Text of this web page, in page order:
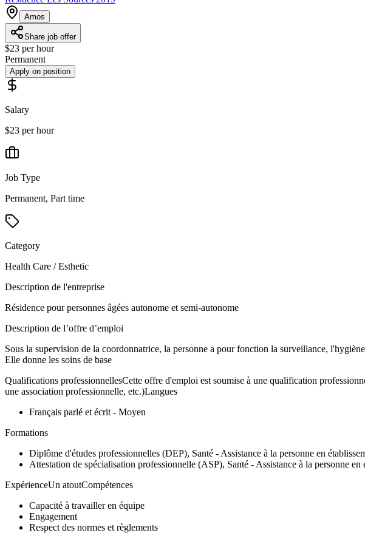
Amos
Share job offer
$23 per hour
Permanent
Apply on position
Salary
$23 per hour
Job Type
Permanent, Part time
Category
Health Care / Esthetic
Description de l'entreprise
Résidence pour personnes âgées autonome et semi-autonome
Description de l’offre d’emploi
Sous la supervision de la coordonnatrice, la personne a pour fonction la surveillance,
Elle donne les soins de base
Qualifications professionnellesCette offre d'emploi est soumise à une qualification
une association professionnelle, etc.)Langues
Français parlé et écrit - Moyen
Formations
Diplôme d'études professionnelles (DEP), Santé - Assistance à la personne en
Attestation de spécialisation professionnelle (ASP), Santé - Assistance à la personne en
ExpérienceUn atoutCompétences
Capacité à travailler en équipe
Engagement
Respect des normes et règlements